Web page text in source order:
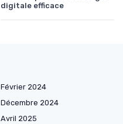
digitale efficace
Février 2024
Décembre 2024
Avril 2025